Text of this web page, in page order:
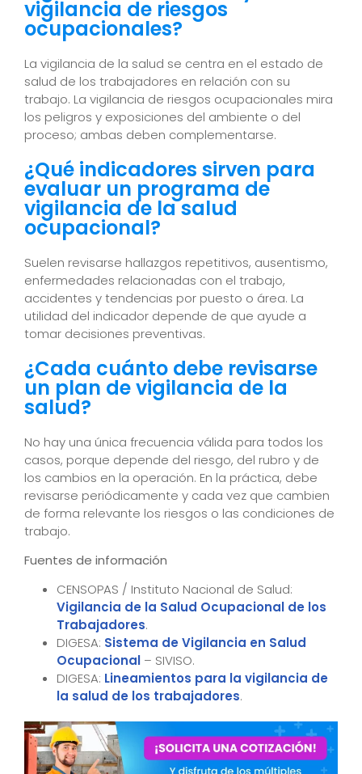
vigilancia de riesgos
ocupacionales?
La vigilancia de la salud se centra en el estado de
salud de los trabajadores en relación con su
trabajo. La vigilancia de riesgos ocupacionales mira
los peligros y exposiciones del ambiente o del
proceso; ambas deben complementarse.
¿Qué indicadores sirven para
evaluar un programa de
vigilancia de la salud
ocupacional?
Suelen revisarse hallazgos repetitivos, ausentismo,
enfermedades relacionadas con el trabajo,
accidentes y tendencias por puesto o área. La
utilidad del indicador depende de que ayude a
tomar decisiones preventivas.
¿Cada cuánto debe revisarse
un plan de vigilancia de la
salud?
No hay una única frecuencia válida para todos los
casos, porque depende del riesgo, del rubro y de
los cambios en la operación. En la práctica, debe
revisarse periódicamente y cada vez que cambien
de forma relevante los riesgos o las condiciones de
trabajo.
Fuentes de información
CENSOPAS / Instituto Nacional de Salud:
Vigilancia de la Salud Ocupacional de los
Trabajadores.
DIGESA: Sistema de Vigilancia en Salud
Ocupacional – SIVISO.
DIGESA: Lineamientos para la vigilancia de
la salud de los trabajadores.